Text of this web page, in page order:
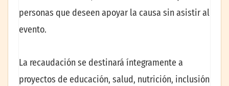
personas que deseen apoyar la causa sin asistir al
evento.
La recaudación se destinará íntegramente a
proyectos de educación, salud, nutrición, inclusión